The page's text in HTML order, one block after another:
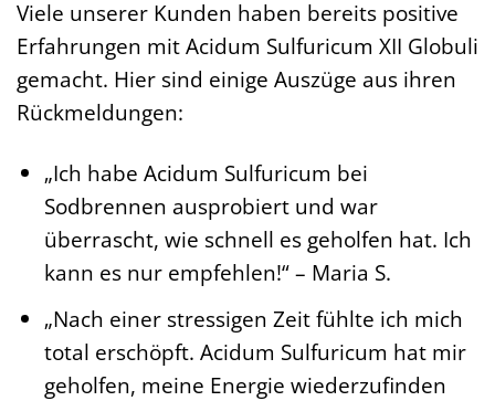
Viele unserer Kunden haben bereits positive
Erfahrungen mit Acidum Sulfuricum XII Globuli
gemacht. Hier sind einige Auszüge aus ihren
Rückmeldungen:
„Ich habe Acidum Sulfuricum bei
Sodbrennen ausprobiert und war
überrascht, wie schnell es geholfen hat. Ich
kann es nur empfehlen!“ – Maria S.
„Nach einer stressigen Zeit fühlte ich mich
total erschöpft. Acidum Sulfuricum hat mir
geholfen, meine Energie wiederzufinden